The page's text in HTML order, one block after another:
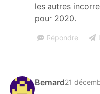
les autres
pour 2020.
Répondre
Bernard21